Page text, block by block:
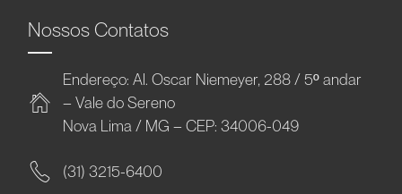
Nossos Contatos
Endereço: Al. Oscar Niemeyer, 288 / 5º andar
– Vale do Sereno
Nova Lima / MG – CEP: 34006-049
(31) 3215-6400